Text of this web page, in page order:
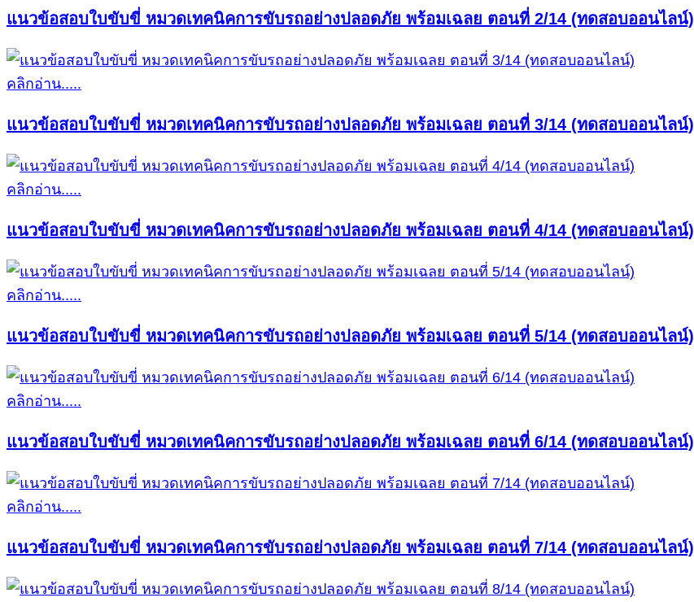
แนวข้อสอบใบขับขี่ หมวดเทคนิคการขับรถอย่างปลอดภัย พร้อมเฉลย ตอนที่ 2/14 (ทดสอบออนไลน์)
คลิกอ่าน.....
แนวข้อสอบใบขับขี่ หมวดเทคนิคการขับรถอย่างปลอดภัย พร้อมเฉลย ตอนที่ 3/14 (ทดสอบออนไลน์)
คลิกอ่าน.....
แนวข้อสอบใบขับขี่ หมวดเทคนิคการขับรถอย่างปลอดภัย พร้อมเฉลย ตอนที่ 4/14 (ทดสอบออนไลน์)
คลิกอ่าน.....
แนวข้อสอบใบขับขี่ หมวดเทคนิคการขับรถอย่างปลอดภัย พร้อมเฉลย ตอนที่ 5/14 (ทดสอบออนไลน์)
คลิกอ่าน.....
แนวข้อสอบใบขับขี่ หมวดเทคนิคการขับรถอย่างปลอดภัย พร้อมเฉลย ตอนที่ 6/14 (ทดสอบออนไลน์)
คลิกอ่าน.....
แนวข้อสอบใบขับขี่ หมวดเทคนิคการขับรถอย่างปลอดภัย พร้อมเฉลย ตอนที่ 7/14 (ทดสอบออนไลน์)